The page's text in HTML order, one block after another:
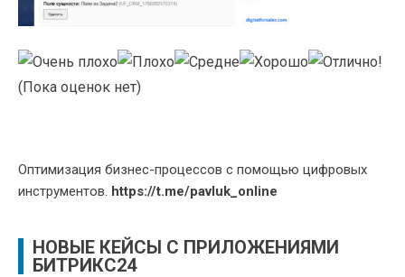
(Пока оценок нет)
Оптимизация бизнес-процессов с помощью цифровых
инструментов. https://t.me/pavluk_online
НОВЫЕ КЕЙСЫ С ПРИЛОЖЕНИЯМИ
БИТРИКС24